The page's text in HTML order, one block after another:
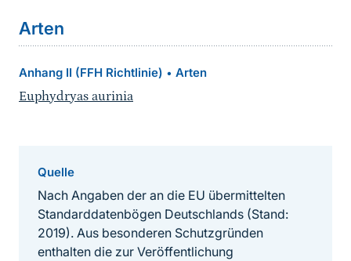
Arten
Anhang II (FFH Richtlinie) • Arten
Euphydryas aurinia
Quelle
Nach Angaben der an die EU übermittelten
Standarddatenbögen Deutschlands (Stand:
2019). Aus besonderen Schutzgründen
enthalten die zur Veröffentlichung